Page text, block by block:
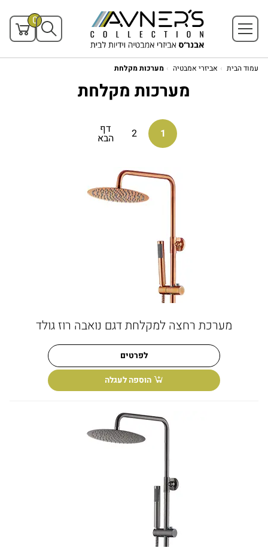
0
עמוד הבית אביזרי אמבטיה מערכות מקלחת
מערכות מקלחת
1
2 דף
הבא
מערכת רחצה למקלחת דגם נואבה רוז גולד
לפרטים
הוספה לעגלה